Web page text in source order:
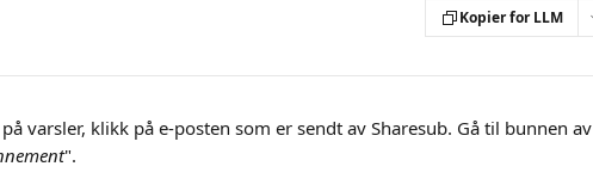
Kopier for LLM
varsler, klikk på e-posten som er sendt av Sharesub. Gå til bunnen av
".